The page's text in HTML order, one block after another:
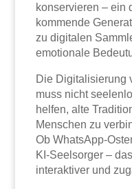
konservieren – ein
kommende
zu digitalen
emotionale
Die Digitalisierung
muss nicht
helfen, alte
Menschen zu
Ob WhatsApp-
KI-Seelsorger –
interaktiver und